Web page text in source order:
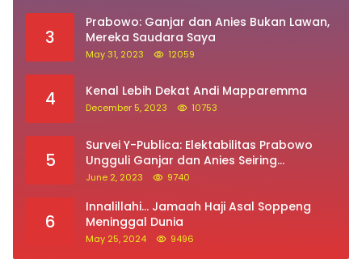
3
Prabowo: Ganjar dan Anies Bukan Lawan,
Mereka Saudara Saya
May 31, 2023 12059
4 Kenal Lebih Dekat Andi Mapparemma
December 5, 2023 10753
5
Survei Y-Publica: Elektabilitas Prabowo
Ungguli Ganjar dan Anies Seiring
Kepuasan Terhadap Jokowi Naik
June 2, 2023 9740
6
Innalillahi… Jamaah Haji Asal Soppeng
Meninggal Dunia
May 25, 2024 9496